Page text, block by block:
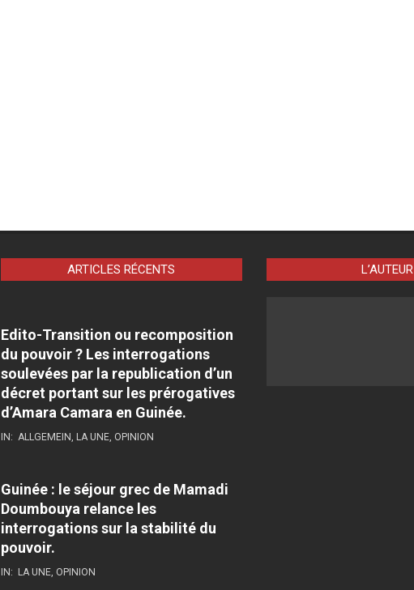
ARTICLES RÉCENTS
Edito-Transition ou recomposition
du pouvoir ? Les interrogations
soulevées par la republication d’un
décret portant sur les prérogatives
d’Amara Camara en Guinée.
IN: ALLGEMEIN LA UNE, OPINION
Guinée : le séjour grec de Mamadi
Doumbouya relance les
interrogations sur la stabilité du
pouvoir.
IN: LA UNE, OPINION
L’AUTEUR